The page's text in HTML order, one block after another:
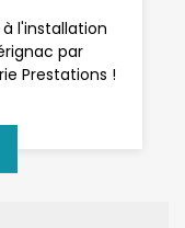
l'installation
par
Prestations !